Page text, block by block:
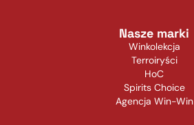
Nasze marki
Winkolekcja
Terroiryści
HoC
Spirits Choice
Agencja Win-Win